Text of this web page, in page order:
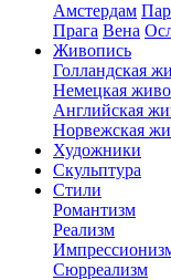
Амстердам
Прага Вена
Живопись
Голландская
Немецкая
Английская
Норвежская
Художники
Скульптура
Стили
Романтизм
Реализм
Сюрреализм